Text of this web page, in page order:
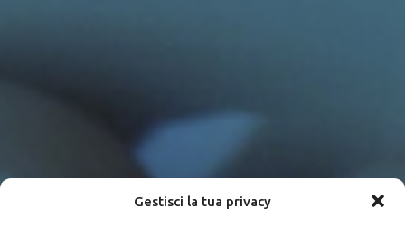
Gestisci la tua privacy